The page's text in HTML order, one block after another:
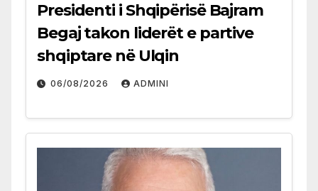
Presidenti i Shqipërisë Bajram
Begaj takon liderët e partive
shqiptare në Ulqin
06/08/2026 ADMINI